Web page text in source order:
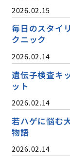
2026.02.15
毎日のスタイ
クニック
2026.02.14
遺伝子検査キ
ット
2026.02.14
若ハゲに悩む
物語
2026.02.14